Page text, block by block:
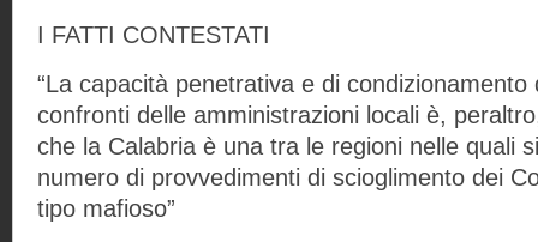
I FATTI CONTESTATI
“La capacità penetrativa e di condizionamento
confronti delle amministrazioni locali è,
che la Calabria è una tra le regioni nelle quali
numero di provvedimenti di scioglimento dei
tipo mafioso”